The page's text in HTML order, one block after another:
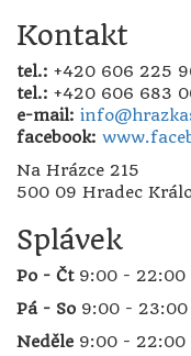
Kontakt
tel.: +420 606 225
tel.: +420 606 683
e-mail:
facebook:
Na Hrázce 215
500 09 Hradec
Splávek
Po - Čt9:00 - 22:00
Pá - So 9:00 - 23:00
Neděle 9:00 - 22:00